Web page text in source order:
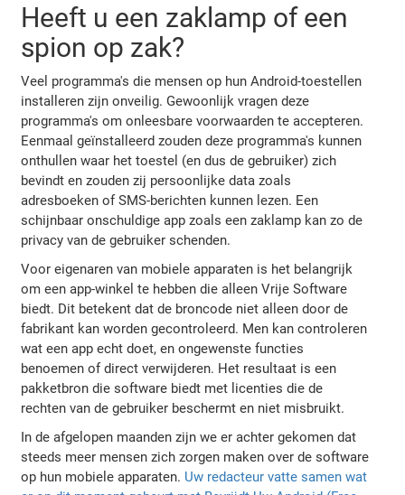
Heeft u een zaklamp of een
spion op zak?
Veel programma's die mensen op hun Android-toestellen
installeren zijn onveilig. Gewoonlijk vragen deze
programma's om onleesbare voorwaarden te accepteren.
Eenmaal geïnstalleerd zouden deze programma's kunnen
onthullen waar het toestel (en dus de gebruiker) zich
bevindt en zouden zij persoonlijke data zoals
adresboeken of SMS-berichten kunnen lezen. Een
schijnbaar onschuldige app zoals een zaklamp kan zo de
privacy van de gebruiker schenden.
Voor eigenaren van mobiele apparaten is het belangrijk
om een app-winkel te hebben die alleen Vrije Software
biedt. Dit betekent dat de broncode niet alleen door de
fabrikant kan worden gecontroleerd. Men kan controleren
wat een app echt doet, en ongewenste functies
benoemen of direct verwijderen. Het resultaat is een
pakketbron die software biedt met licenties die de
rechten van de gebruiker beschermt en niet misbruikt.
In de afgelopen maanden zijn we er achter gekomen dat
steeds meer mensen zich zorgen maken over de software
op hun mobiele apparaten. Uw redacteur vatte samen wat